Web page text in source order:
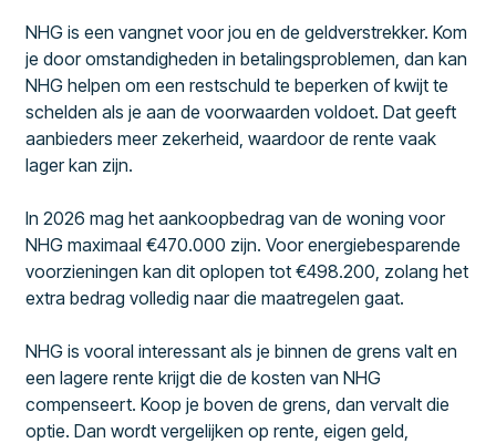
NHG is een vangnet voor jou en de geldverstrekker. Kom
je door omstandigheden in betalingsproblemen, dan kan
NHG helpen om een restschuld te beperken of kwijt te
schelden als je aan de voorwaarden voldoet. Dat geeft
aanbieders meer zekerheid, waardoor de rente vaak
lager kan zijn.
In 2026 mag het aankoopbedrag van de woning voor
NHG maximaal €470.000 zijn. Voor energiebesparende
voorzieningen kan dit oplopen tot €498.200, zolang het
extra bedrag volledig naar die maatregelen gaat.
NHG is vooral interessant als je binnen de grens valt en
een lagere rente krijgt die de kosten van NHG
compenseert. Koop je boven de grens, dan vervalt die
optie. Dan wordt vergelijken op rente, eigen geld,